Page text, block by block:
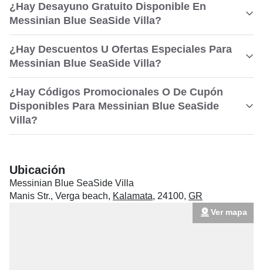
¿Hay Desayuno Gratuito Disponible En
Messinian Blue SeaSide Villa?
¿Hay Descuentos U Ofertas Especiales Para
Messinian Blue SeaSide Villa?
¿Hay Códigos Promocionales O De Cupón
Disponibles Para Messinian Blue SeaSide
Villa?
Ubicación
Messinian Blue SeaSide Villa
Manis Str., Verga beach, Kalamata, 24100, GR
Ver mapa